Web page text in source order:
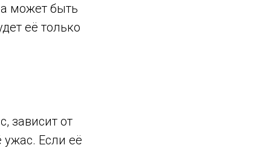
может быть
её только
зависит от
Если её